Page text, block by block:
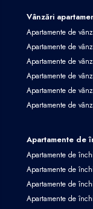
Vânzări
Apartamente de
Apartamente de
Apartamente de
Apartamente de
Apartamente de
Apartamente de
Apartamente de
Apartamente de
Apartamente de
Apartamente de
Apartamente de